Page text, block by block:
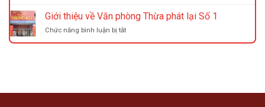
bán
chia
sản
phát
lập
vi
thuận
Giới thiệu về Văn phòng Thừa phát lại Số 1
Chức năng bình luận bị tắtở